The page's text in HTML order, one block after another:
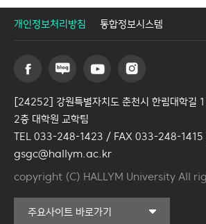
개인정보처리방침 통합정보시스템
[24252] 강원특별자치도 춘천시 한림대학길
2층 대학원 교학팀
TEL 033-248-1423 / FAX 033-248-
gsgc@hallym.ac.kr
copyright (C) HALLYM University All
주요사이트 바로가기
커뮤니티교육원